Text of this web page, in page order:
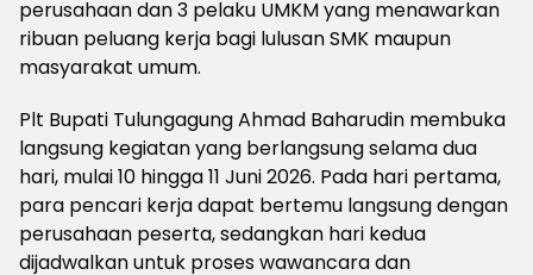
perusahaan dan 3 pelaku UMKM yang menawarkan
ribuan peluang kerja bagi lulusan SMK maupun
masyarakat umum.
Plt Bupati Tulungagung Ahmad Baharudin membuka
langsung kegiatan yang berlangsung selama dua
hari, mulai 10 hingga 11 Juni 2026. Pada hari pertama,
para pencari kerja dapat bertemu langsung dengan
perusahaan peserta, sedangkan hari kedua
dijadwalkan untuk proses wawancara dan